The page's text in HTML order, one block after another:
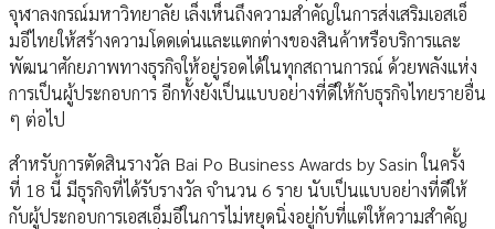
จุฬาลงกรณ์มหาวิทยาลัย เล็งเห็นถึงความสำคัญในการส่งเสริมเอสเอ็
มอีไทยให้สร้างความโดดเด่นและแตกต่างของสินค้าหรือบริการและ
พัฒนาศักยภาพทางธุรกิจให้อยู่รอดได้ในทุกสถานการณ์ ด้วยพลังแห่ง
การเป็นผู้ประกอบการ อีกทั้งยังเป็นแบบอย่างที่ดีให้กับธุรกิจไทยรายอื่น
ๆ ต่อไป
สำหรับการตัดสินรางวัล Bai Po Business Awards by Sasin ในครั้ง
ที่ 18 นี้ มีธุรกิจที่ได้รับรางวัล จำนวน 6 ราย นับเป็นแบบอย่างที่ดีให้
กับผู้ประกอบการเอสเอ็มอีในการไม่หยุดนิ่งอยู่กับที่แต่ให้ความสำคัญ